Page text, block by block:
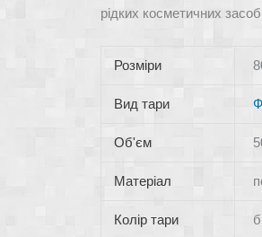
рідких косметичних
Розміри
Вид тари
Об'єм
Матеріал
Колір тари